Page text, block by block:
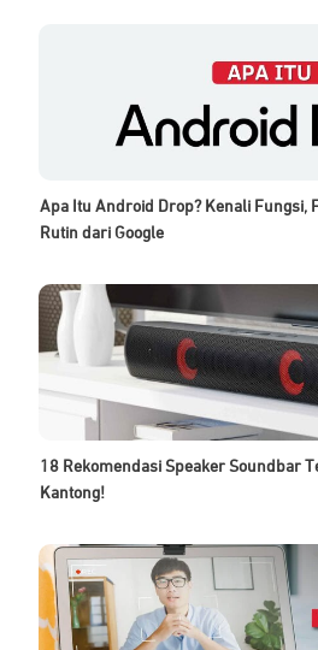
Apa Itu Android Drop? Kenali Fungsi,
Rutin dari Google
18 Rekomendasi Speaker Soundbar
Kantong!